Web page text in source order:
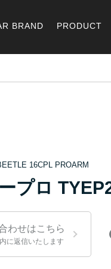
BRAND PRODUCT
16CPL PROARM
プロ
わせはこちら
に返信いたします